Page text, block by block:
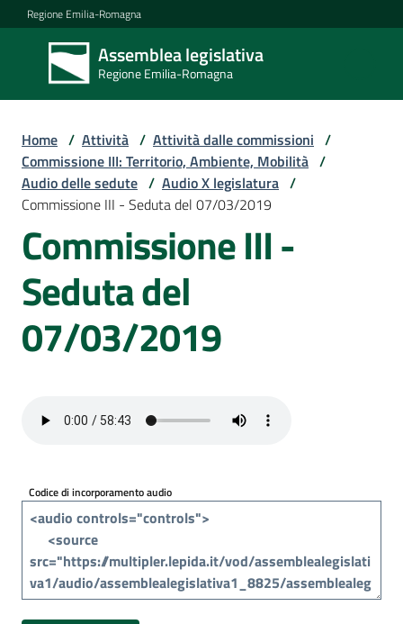
Vai al contenuto
Vai alla navigazione
Vai al footer
Regione Emilia-Romagna
Assemblea legislativa
Regione Emilia-Romagna
Assemblea
legislativa
Regione Emilia-
Assemblea
Attività
Argomenti
Per
cittadini
Home / Attività / Attività dalle commissioni /
Commissione III: Territorio, Ambiente, Mobilità /
Audio delle sedute / Audio X legislatura /
Commissione III - Seduta del 07/03/2019
Commissione III -
Seduta del
07/03/2019
Codice di incorporamento audio